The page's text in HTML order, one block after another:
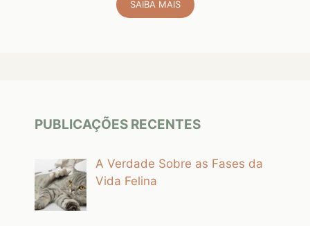
SAIBA MAIS
PUBLICAÇÕES RECENTES
A Verdade Sobre as Fases da
Vida Felina